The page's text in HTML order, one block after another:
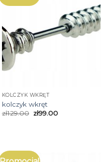
KOLCZYK WKRĘT
kolczyk wkręt
zł129.00 zł99.00